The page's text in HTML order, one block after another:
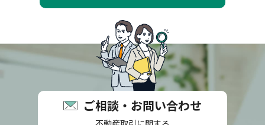
ご相談・お問い合わせ